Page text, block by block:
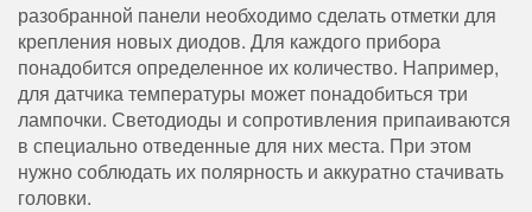
разобранной панели необходимо сделать отметки для
крепления новых диодов. Для каждого прибора
понадобится определенное их количество. Например,
для датчика температуры может понадобиться три
лампочки. Светодиоды и сопротивления припаиваются
в специально отведенные для них места. При этом
нужно соблюдать их полярность и аккуратно стачивать
головки.